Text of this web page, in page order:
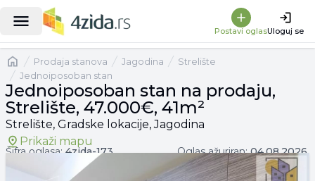
Postavi oglasUloguj se
|
Naslovnaprodaja stanova Jagodina
Strelište
Jednoiposoban stan
Jednoiposoban stan na prodaju,
Strelište, 47.000€, 41m²
Strelište, Gradske lokacije, Jagodina
Prikaži mapu
Šifra oglasa: 4zida-173 Oglas ažuriran: 04.08.2026.